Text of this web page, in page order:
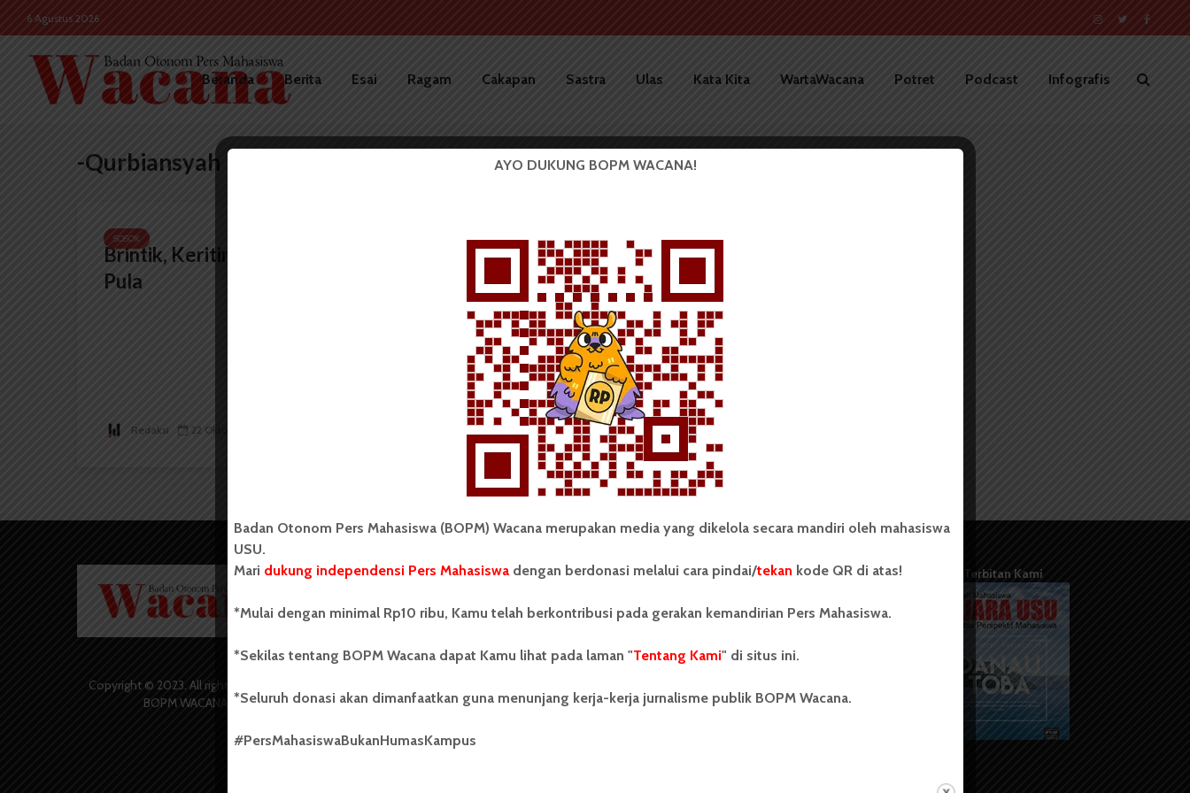
6 Agustus 2026
Beranda Berita Esai Ragam Cakapan Sastra Ulas Kata Kita WartaWacana Potret Podcast Infografis
-Qurbiansyah
SOSOK
Brintik, Keriting, Nyeleneh
Pula
Redaksi 22 Oktober 2017
Copyright © 2023. All rights reserved
BOPM WACANA.
Badan Otonom Pers Mahasiswa (BOPM)
yang berdiri di luar kampus dan dikelola
secara mandiri oleh mahasiswa
Sebelumnya BOPM Wacana merupakan
(UKM) di Universitas Sumatera Utara
USU yang berdiri pada 1 Juli 1995.
Tentang Kami
Kontribusi
Terbitan Kami
AYO DUKUNG BOPM WACANA!
Badan Otonom Pers Mahasiswa (BOPM) Wacana merupakan media yang dikelola secara mandiri oleh mahasiswa
USU.
Mari dukung independensi Pers Mahasiswadengan berdonasi melalui cara pindai/tekan kode QR di atas!
*Mulai dengan minimal Rp10 ribu, Kamu telah berkontribusi pada gerakan kemandirian Pers Mahasiswa.
*Sekilas tentang BOPM Wacana dapat Kamu lihat pada laman "Tentang Kami" di situs ini.
*Seluruh donasi akan dimanfaatkan guna menunjang kerja-kerja jurnalisme publik BOPM Wacana.
#PersMahasiswaBukanHumasKampus